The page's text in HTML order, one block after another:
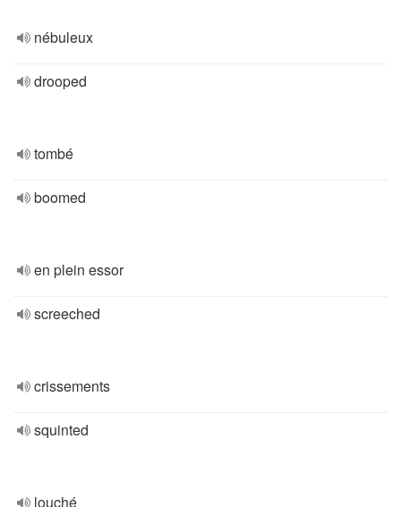
nébuleux
drooped
tombé
boomed
en plein essor
screeched
crissements
squinted
louché